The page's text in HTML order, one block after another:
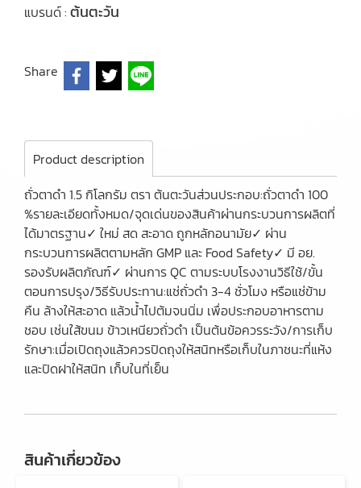
แบรนด์ : ต้นตะวัน
Share
Product description
ถั่วตาดำ 1.5 กิโลกรัม ตรา ต้นตะวันส่วนประกอบ:ถั่วตาดำ 100
%รายละเอียดทั้งหมด/จุดเด่นของสินค้าผ่านกระบวนการผลิตที่
ได้มาตรฐาน✓ ใหม่ สด สะอาด ถูกหลักอนามัย✓ ผ่าน
กระบวนการผลิตตามหลัก GMP และ Food Safety✓ มี อย.
รองรับผลิตภัณฑ์✓ ผ่านการ QC ตามระบบโรงงานวิธีใช้/ขั้น
ตอนการปรุง/วิธีรับประทาน:แช่ถั่วดำ 3-4 ชั่วโมง หรือแช่ข้าม
คืน ล้างให้สะอาด แล้วน้ำไปต้มจนนิ่ม เพื่อประกอบอาหารตาม
ชอบ เช่นใส้ขนม ข้าวเหนียวถั่วดำ เป็นต้นข้อควรระวัง/การเก็บ
รักษา:เมื่อเปิดถุงแล้วควรปิดถุงให้สนิทหรือเก็บในภาชนะที่แห้ง
และปิดฝาให้สนิท เก็บในที่เย็น
สินค้าเกี่ยวข้อง